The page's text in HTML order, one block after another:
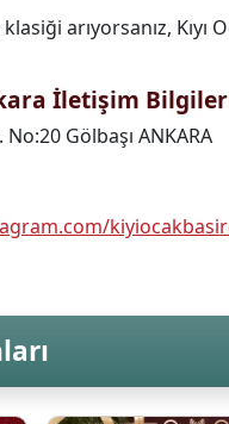
arıyorsanız,
İletişim
Gölbaşı ANKARA